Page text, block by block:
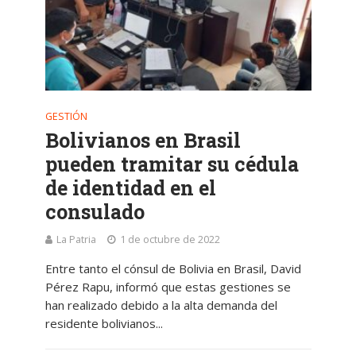
GESTIÓN
Bolivianos en Brasil
pueden tramitar su cédula
de identidad en el
consulado
La Patria 1 de octubre de 2022
Entre tanto el cónsul de Bolivia en Brasil, David
Pérez Rapu, informó que estas gestiones se
han realizado debido a la alta demanda del
residente bolivianos...